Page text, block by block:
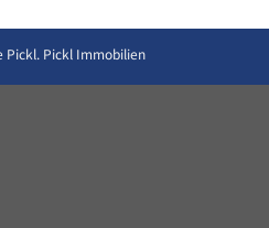
Pickl. Pickl Immobilien